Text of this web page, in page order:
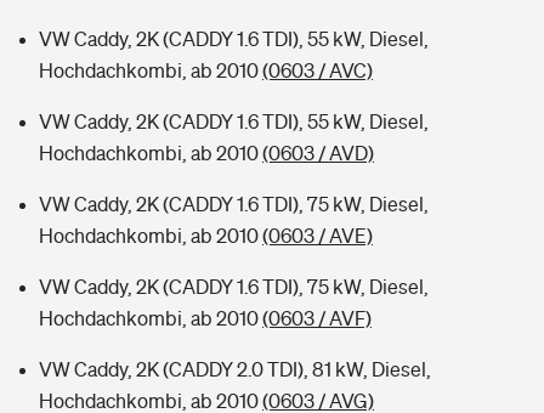
VW Caddy, 2K (CADDY 1.6 TDI), 55 kW, Diesel,
Hochdachkombi, ab 2010(0603 / AVC)
VW Caddy, 2K (CADDY 1.6 TDI), 55 kW, Diesel,
Hochdachkombi, ab 2010(0603 / AVD)
VW Caddy, 2K (CADDY 1.6 TDI), 75 kW, Diesel,
Hochdachkombi, ab 2010(0603 / AVE)
VW Caddy, 2K (CADDY 1.6 TDI), 75 kW, Diesel,
Hochdachkombi, ab 2010(0603 / AVF)
VW Caddy, 2K (CADDY 2.0 TDI), 81 kW, Diesel,
Hochdachkombi, ab 2010(0603 / AVG)